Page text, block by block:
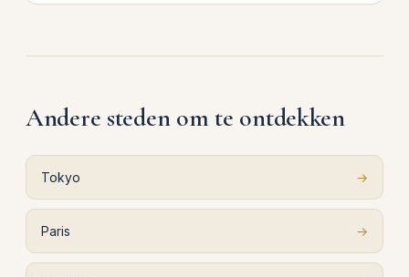
Andere steden om te ontdekken
Tokyo →
Paris →